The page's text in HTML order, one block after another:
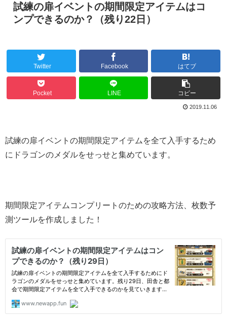
試練の扉イベントの期間限定アイテムはコ
ンプできるのか？（残り22日）
Twitter Facebook はてブ
Pocket LINE コピー
2019.11.06
試練の扉イベントの期間限定アイテムを全て入手するため
にドラゴンのメダルをせっせと集めています。
期間限定アイテムコンプリートのための攻略方法、枚数予
測ツールを作成しました！